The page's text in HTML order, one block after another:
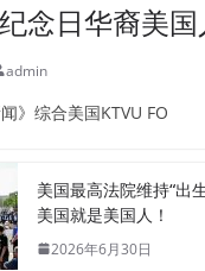
念日华裔美国
admin
》综合美国KTVU FO
美国最高法院维持“出
美国就是美国人！
2026年6月30日